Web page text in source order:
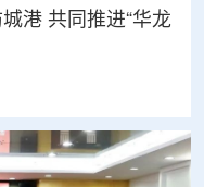
港 共同推进“华龙